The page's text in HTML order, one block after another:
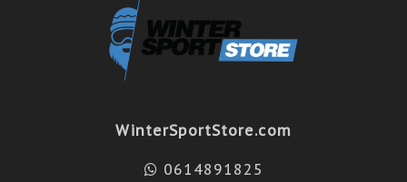
WinterSportStore.com
0614891825